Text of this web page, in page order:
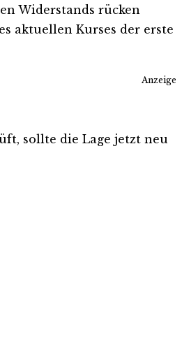
Widerstands rücken
aktuellen Kurses der erste
Anzeige
sollte die Lage jetzt neu